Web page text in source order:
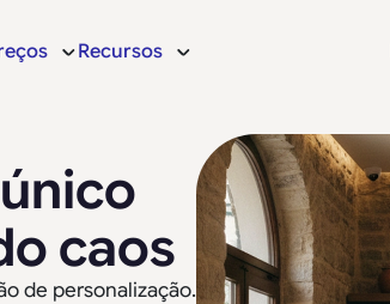
Recursos
caos
de personalização.